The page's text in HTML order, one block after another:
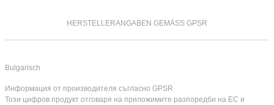
HERSTELLERANGABEN GEMÄSS GPSR
Bulgarisch
Информация от производителя съгласно GPSR
Този цифров продукт отговаря на приложимите разпоредби на ЕС и